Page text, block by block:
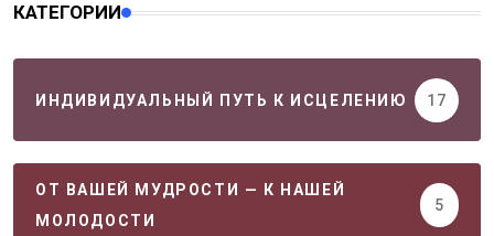
КАТЕГОРИИ
ИНДИВИДУАЛЬНЫЙ ПУТЬ К ИСЦЕЛЕНИЮ 17
ОТ ВАШЕЙ МУДРОСТИ — К НАШЕЙ
МОЛОДОСТИ
5